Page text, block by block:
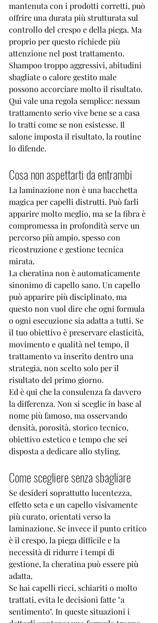
mantenuta con i prodotti corretti, può
offrire una durata più strutturata sul
controllo del crespo e della piega. Ma
proprio per questo richiede più
attenzione nel post trattamento.
Shampoo troppo aggressivi, abitudini
sbagliate o calore gestito male
possono accorciare molto il risultato.
Qui vale una regola semplice: nessun
trattamento serio vive bene se a casa
lo tratti come se non esistesse. Il
salone imposta il risultato, la routine
lo difende.
Cosa non aspettarti da entrambi
La laminazione non è una bacchetta
magica per capelli distrutti. Può farli
apparire molto meglio, ma se la fibra è
compromessa in profondità serve un
percorso più ampio, spesso con
ricostruzione e gestione tecnica
mirata.
La cheratina non è automaticamente
sinonimo di capello sano. Un capello
può apparire più disciplinato, ma
questo non vuol dire che ogni formula
o ogni esecuzione sia adatta a tutti. Se
il tuo obiettivo è preservare elasticità,
movimento e qualità nel tempo, il
trattamento va inserito dentro una
strategia, non scelto solo per il
risultato del primo giorno.
Ed è qui che la consulenza fa davvero
la differenza. Non si sceglie in base al
nome più famoso, ma osservando
densità, porosità, storico tecnico,
obiettivo estetico e tempo che sei
disposta a dedicare allo styling.
Come scegliere senza sbagliare
Se desideri soprattutto lucentezza,
effetto seta e un capello visivamente
più curato, orientati verso la
laminazione. Se invece il punto critico
è il crespo, la piega difficile e la
necessità di ridurre i tempi di
gestione, la cheratina può essere più
adatta.
Se hai capelli ricci, schiariti o molto
trattati, evita le decisioni fatte "a
sentimento". In queste situazioni i